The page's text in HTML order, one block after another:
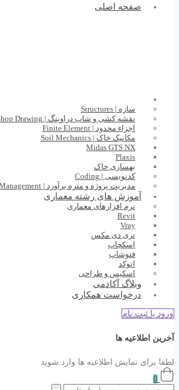
صفحه اصلی
سازه | Structures
نقشه کشی و شاپ دراوینگ | Shop Drawing
اجزاء محدود | Finite Element
مکانیک خاک | Soil Mechanics
Midas GTS NX
Plaxis
بهسازی خاک
کدنویسی | Coding
مدیریت پروژه و متره برآورد | Estimating & Project Management
آموزش های رشته معماری
نرم افزارهای معماری
Revit
Vray
تری دی مکس
اسکچاپ
فتوشاپ
اتوکد
اسکیس و طراحی
وبلاگ آکادمی
درخواست همکاری
ورود یا ثبت نام
آخرین اطلاعیه ها
لطفا برای نمایش اطلاعیه ها وارد شوید
0